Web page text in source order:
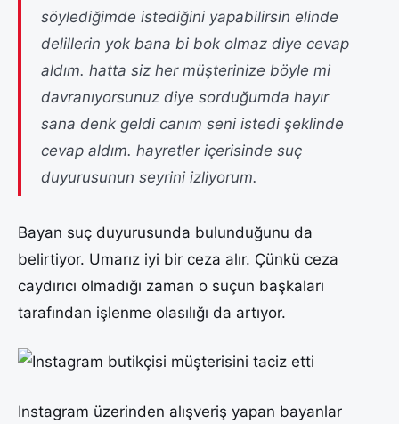
söylediğimde istediğini yapabilirsin elinde
delillerin yok bana bi bok olmaz diye cevap
aldım. hatta siz her müşterinize böyle mi
davranıyorsunuz diye sorduğumda hayır
sana denk geldi canım seni istedi şeklinde
cevap aldım. hayretler içerisinde suç
duyurusunun seyrini izliyorum.
Bayan suç duyurusunda bulunduğunu da
belirtiyor. Umarız iyi bir ceza alır. Çünkü ceza
caydırıcı olmadığı zaman o suçun başkaları
tarafından işlenme olasılığı da artıyor.
Instagram üzerinden alışveriş yapan bayanlar